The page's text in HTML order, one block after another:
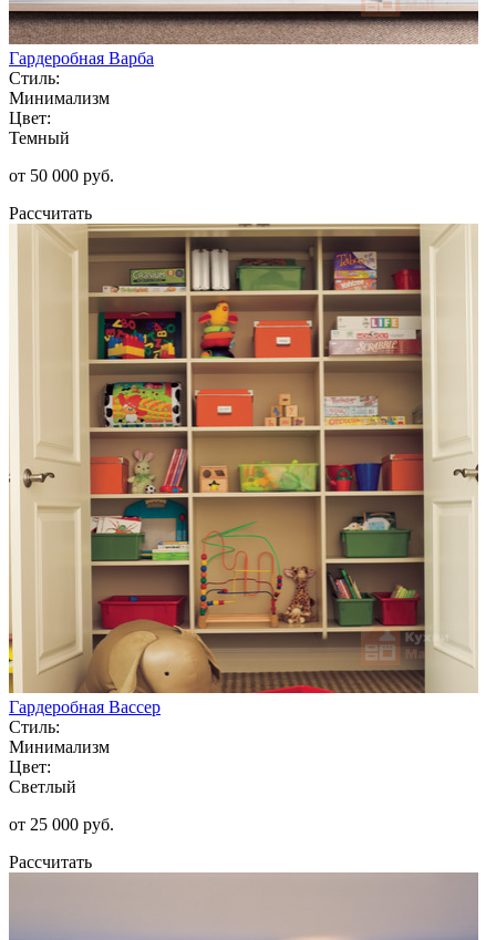
Гардеробная Варба
Стиль:
Минимализм
Цвет:
Темный
от 50 000 руб.
Рассчитать
Гардеробная Вассер
Стиль:
Минимализм
Цвет:
Светлый
от 25 000 руб.
Рассчитать